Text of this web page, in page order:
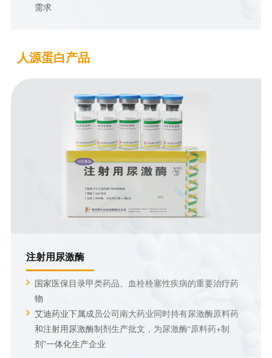
需求
人源蛋白产品
注射用尿激酶
国家医保目录甲类药品、血栓栓塞性疾病的重要治疗药
物
艾迪药业下属成员公司南大药业同时持有尿激酶原料药
和注射用尿激酶制剂生产批文，为尿激酶“原料药+制
剂”一体化生产企业